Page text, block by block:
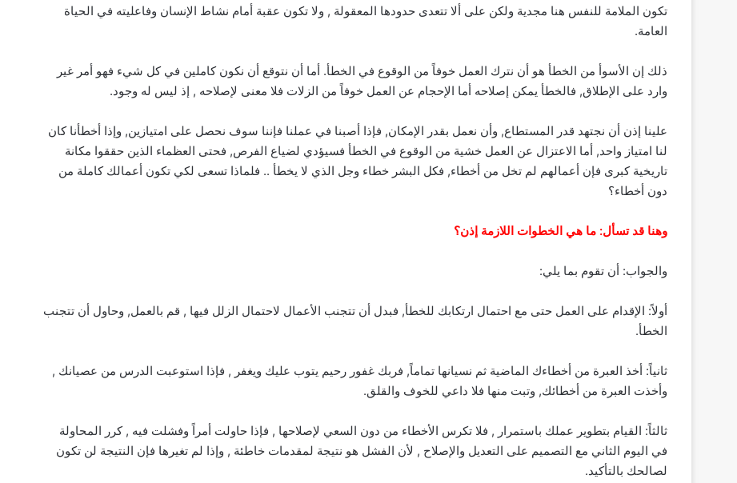
تكون الملامة للنفس هنا مجدية ولكن على ألا تتعدى حدودها المعقولة , ولا تكون عقبة أمام نشاط الإنسان وفاعليته في الحياة
العامة.
ذلك إن الأسوأ من الخطأ هو أن نترك العمل خوفاً من الوقوع في الخطأ. أما أن نتوقع أن نكون كاملين في كل شيء فهو أمر غير
وارد على الإطلاق, فالخطأ يمكن إصلاحه أما الإحجام عن العمل خوفاً من الزلات فلا معنى لإصلاحه , إذ ليس له وجود.
علينا إذن أن نجتهد قدر المستطاع, وأن نعمل بقدر الإمكان, فإذا أصبنا في عملنا فإننا سوف نحصل على امتيازين, وإذا أخطأنا كان
لنا امتياز واحد, أما الاعتزال عن العمل خشية من الوقوع في الخطأ فسيؤدي لضياع الفرص, فحتى العظماء الذين حققوا مكانة
تاريخية كبرى فإن أعمالهم لم تخل من أخطاء, فكل البشر خطاء وجل الذي لا يخطأ .. فلماذا تسعى لكي تكون أعمالك كاملة من
دون أخطاء؟
وهنا قد تسأل: ما هي الخطوات اللازمة إذن؟
والجواب: أن تقوم بما يلي:
أولاً: الإقدام على العمل حتى مع احتمال ارتكابك للخطأ, فبدل أن تتجنب الأعمال لاحتمال الزلل فيها , قم بالعمل, وحاول أن تتجنب
الخطأ.
ثانياً: أخذ العبرة من أخطاءك الماضية ثم نسيانها تماماً, فربك غفور رحيم يتوب عليك ويغفر , فإذا استوعبت الدرس من عصيانك ,
وأخذت العبرة من أخطائك, وتبت منها فلا داعي للخوف والقلق.
ثالثاً: القيام بتطوير عملك باستمرار , فلا تكرس الأخطاء من دون السعي لإصلاحها , فإذا حاولت أمراً وفشلت فيه , كرر المحاولة
في اليوم الثاني مع التصميم على التعديل والإصلاح , لأن الفشل هو نتيجة لمقدمات خاطئة , وإذا لم تغيرها فإن النتيجة لن تكون
لصالحك بالتأكيد.